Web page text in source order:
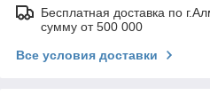
Бесплатная доставка по
сумму от 500 000
Все условия доставки